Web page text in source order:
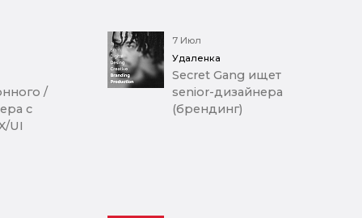
/
с
UI
7 Июл
Удаленка
Secret Gang ищет
senior-дизайнера
(брендинг)